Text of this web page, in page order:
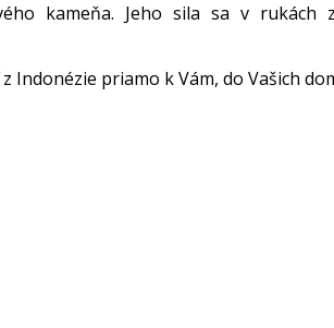
kameňa. Jeho sila sa v rukách
priamo k Vám, do Vašich